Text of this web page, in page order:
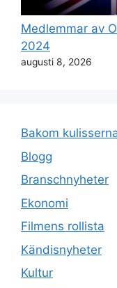
Medlemmar av
2024
augusti 8, 2026
Bakom
Blogg
Branschnyheter
Ekonomi
Filmens rollista
Kändisnyheter
Kultur